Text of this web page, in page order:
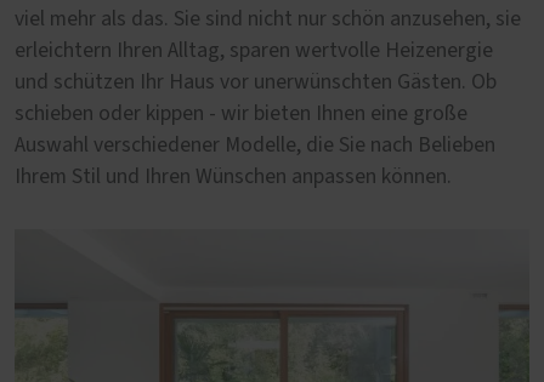
viel mehr als das. Sie sind nicht nur schön anzusehen, sie
erleichtern Ihren Alltag, sparen wertvolle Heizenergie
und schützen Ihr Haus vor unerwünschten Gästen. Ob
schieben oder kippen - wir bieten Ihnen eine große
Auswahl verschiedener Modelle, die Sie nach Belieben
Ihrem Stil und Ihren Wünschen anpassen können.